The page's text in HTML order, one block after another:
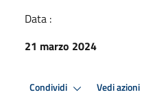
Data :
21 marzo 2024
Condividi Vedi azioni